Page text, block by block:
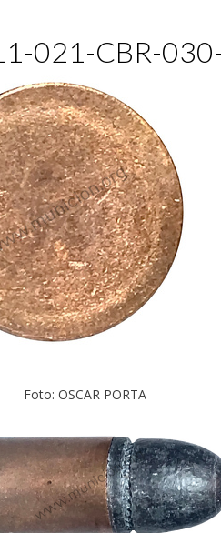
021-CBR-
Foto: OSCAR PORTA